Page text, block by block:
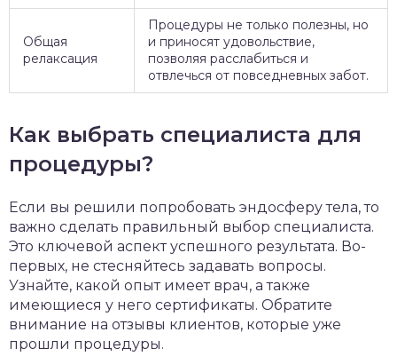
Общая
релаксация
Процедуры не только полезны, но
и приносят удовольствие,
позволяя расслабиться и
отвлечься от повседневных забот.
Как выбрать специалиста для
процедуры?
Если вы решили попробовать эндосферу тела, то
важно сделать правильный выбор специалиста.
Это ключевой аспект успешного результата. Во-
первых, не стесняйтесь задавать вопросы.
Узнайте, какой опыт имеет врач, а также
имеющиеся у него сертификаты. Обратите
внимание на отзывы клиентов, которые уже
прошли процедуры.